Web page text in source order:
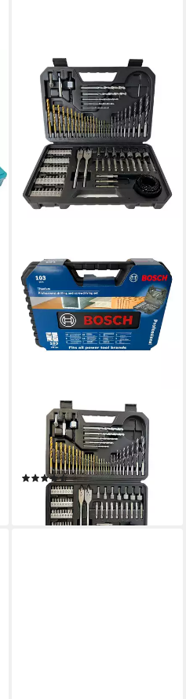
BOSCH PROFESSIONAL
Bohrersatz Titanium Pro
Bohrer und Schraubendreher
Bit Set 103-teilig
(2)
30,22 €
lieferbar - in 2-3 Werktagen bei dir